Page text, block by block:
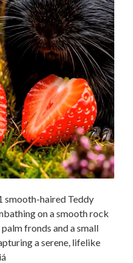
smooth-haired Teddy
on a smooth rock
fronds and a small
a serene, lifelike